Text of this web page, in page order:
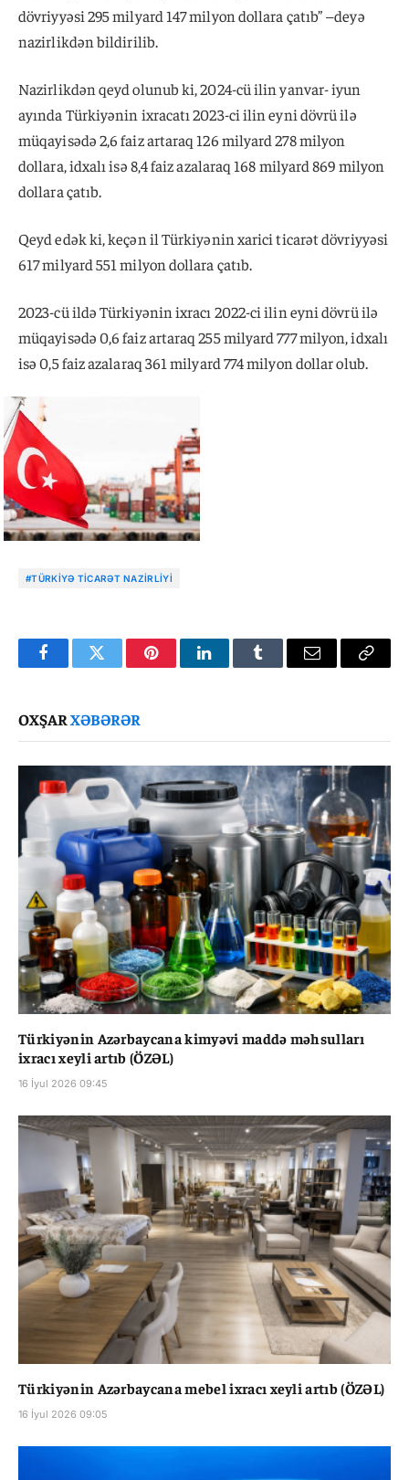
dövriyyəsi 295 milyard 147 milyon dollara çatıb” –deyə
nazirlikdən bildirilib.
Nazirlikdən qeyd olunub ki, 2024-cü ilin yanvar- iyun
ayında Türkiyənin ixracatı 2023-ci ilin eyni dövrü ilə
müqayisədə 2,6 faiz artaraq 126 milyard 278 milyon
dollara, idxalı isə 8,4 faiz azalaraq 168 milyard 869 milyon
dollara çatıb.
Qeyd edək ki, keçən il Türkiyənin xarici ticarət dövriyyəsi
617 milyard 551 milyon dollara çatıb.
2023-cü ildə Türkiyənin ixracı 2022-ci ilin eyni dövrü ilə
müqayisədə 0,6 faiz artaraq 255 milyard 777 milyon, idxalı
isə 0,5 faiz azalaraq 361 milyard 774 milyon dollar olub.
#TÜRKIYƏ TICARƏT NAZIRLIYI
FacebookTwitter PinterestLinkedInTumblr Email
Copy
OXŞARXƏBƏRƏR
Türkiyənin Azərbaycana kimyəvi maddə məhsulları
ixracı xeyli artıb (ÖZƏL)
16 İyul 2026 09:45
Türkiyənin Azərbaycana mebel ixracı xeyli artıb (ÖZƏL)
16 İyul 2026 09:05